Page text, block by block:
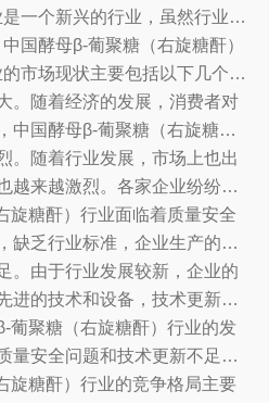
一个新兴的行业，虽然行业的
仍处于萌芽阶段，但近几年来，
费者对健康食品的需求增加，
展前景广阔。
酵母β-葡聚糖（右旋糖酐）
市场现状主要包括以下几个方
随着经济的发展，消费者对
中国酵母β-葡聚糖（右旋糖
机遇。据估计，中国酵母β-葡
规模将达到200亿元以上。
随着行业发展，市场上也出
越来越激烈。各家企业纷纷开
研发，经营策略不断精细化，
。
糖酐）行业面临着质量安全
缺乏行业标准，企业生产的产
质量，存在质量安全问题。
由于行业发展较新，企业的
进的技术和设备，技术更新不
聚糖（右旋糖酐）行业的发
量安全问题和技术更新不足的
以规范和督促。
糖酐）行业的竞争格局主要